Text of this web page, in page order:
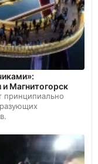
Магнитогорск
принципиально